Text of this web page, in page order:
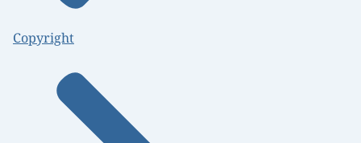
Copyright